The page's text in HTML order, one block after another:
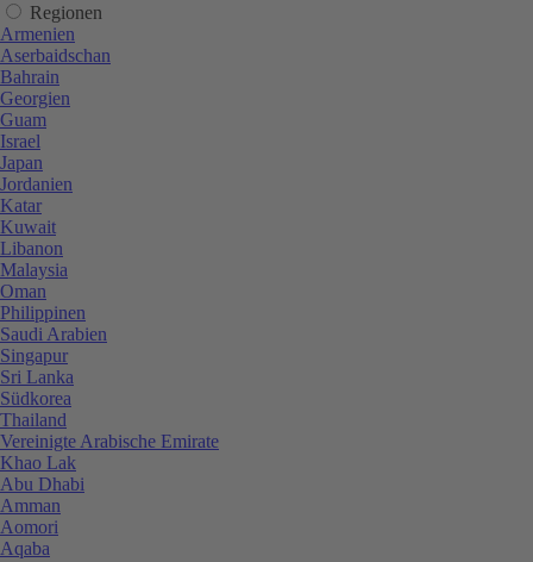
Regionen
Armenien
Aserbaidschan
Bahrain
Georgien
Guam
Israel
Japan
Jordanien
Katar
Kuwait
Libanon
Malaysia
Oman
Philippinen
Saudi Arabien
Singapur
Sri Lanka
Südkorea
Thailand
Vereinigte Arabische Emirate
Khao Lak
Abu Dhabi
Amman
Aomori
Aqaba